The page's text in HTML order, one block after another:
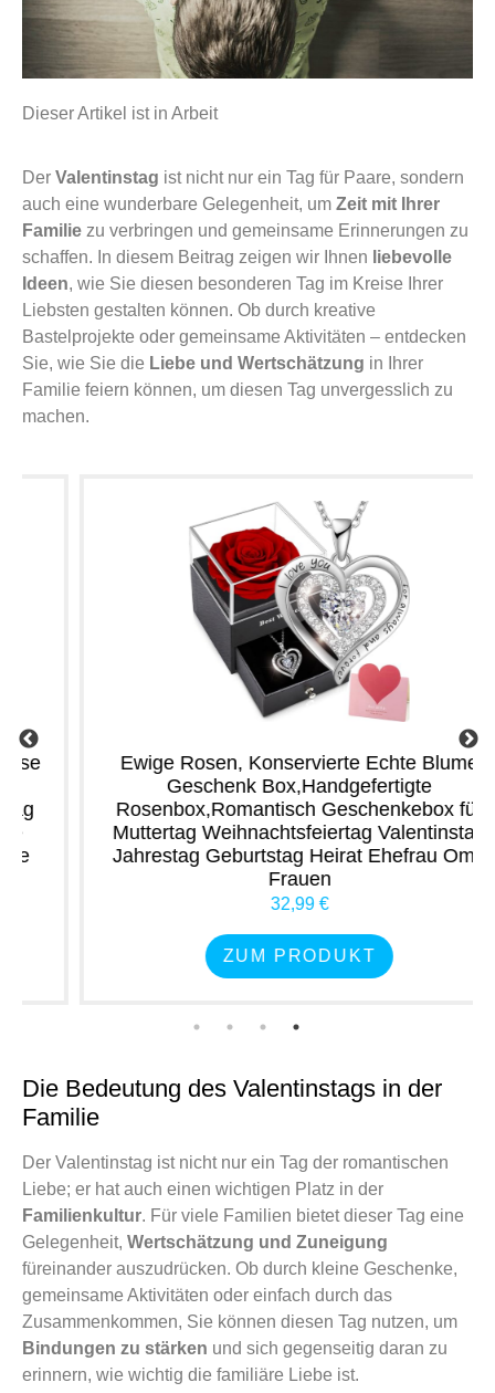
Dieser Artikel ist in Arbeit
Der Valentinstag ist nicht nur ein Tag für Paare, sondern
auch eine wunderbare Gelegenheit, um Zeit mit Ihrer
Familie zu verbringen und gemeinsame Erinnerungen zu
schaffen. In diesem Beitrag zeigen wir Ihnen liebevolle
Ideen, wie Sie diesen besonderen Tag im Kreise Ihrer
Liebsten gestalten können. Ob durch kreative
Bastelprojekte oder gemeinsame Aktivitäten – entdecken
Sie, wie Sie die Liebe und Wertschätzung in Ihrer
Familie feiern können, um diesen Tag unvergesslich zu
machen.
Ewige Rosen, Konservierte Echte Blume
Geschenk Box,Handgefertigte
Rosenbox,Romantisch Geschenkebox für
Muttertag Weihnachtsfeiertag Valentinstag
Jahrestag Geburtstag Heirat Ehefrau Oma
Frauen
32,99 €
ZUM PRODUKT
Die Bedeutung des Valentinstags in der
Familie
Der Valentinstag ist nicht nur ein Tag der romantischen
Liebe; er hat auch einen wichtigen Platz in der
Familienkultur. Für viele Familien bietet dieser Tag eine
Gelegenheit, Wertschätzung und Zuneigung
füreinander auszudrücken. Ob durch kleine Geschenke,
gemeinsame Aktivitäten oder einfach durch das
Zusammenkommen, Sie können diesen Tag nutzen, um
Bindungen zu stärken und sich gegenseitig daran zu
erinnern, wie wichtig die familiäre Liebe ist.